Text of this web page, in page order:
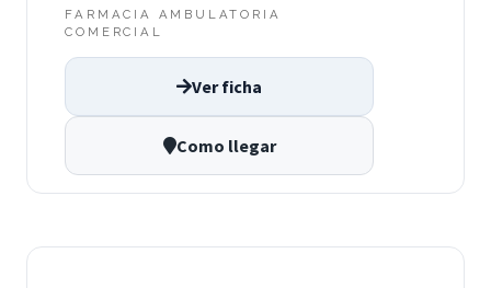
FARMACIA AMBULATORIA
COMERCIAL
Ver ficha
Como llegar